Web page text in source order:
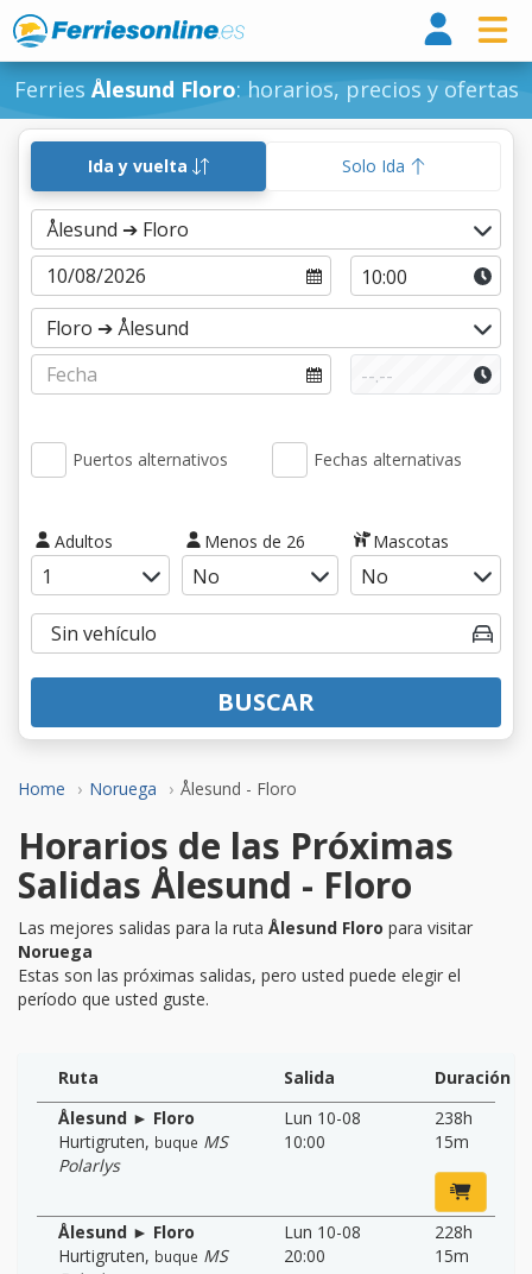
Ferries Ålesund Floro: horarios, precios y ofertas
Home Noruega Ålesund - Floro
Ida y vuelta Solo Ida
Puertos alternativos Fechas alternativas
Adultos Menos de 26 Mascotas
BUSCAR
Horarios de las Próximas
Salidas Ålesund - Floro
Las mejores salidas para la ruta Ålesund Floro para visitar
Noruega
Estas son las próximas salidas, pero usted puede elegir el
período que usted guste.
Ruta Salida
Duración
Ålesund ► Floro
Hurtigruten, buque MS
Polarlys
Lun 10-08
10:00
238h
15m
Ålesund ► Floro
Hurtigruten, buque MS
Lun 10-08
20:00
228h
15m